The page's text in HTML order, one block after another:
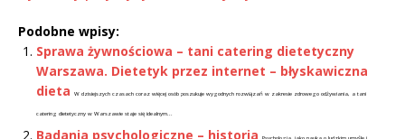
Podobne wpisy:
Sprawa żywnościowa – tani catering dietetyczny
Warszawa. Dietetyk przez internet – błyskawiczna
dieta
W dzisiejszych czasach coraz więcej osób poszukuje wygodnych rozwiązań w zakresie zdrowego odżywiania, a tani
catering dietetyczny w Warszawie staje się idealnym...
Badania psychologiczne – historia